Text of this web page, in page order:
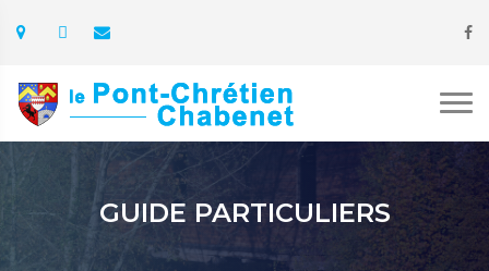
GUIDE PARTICULIERS